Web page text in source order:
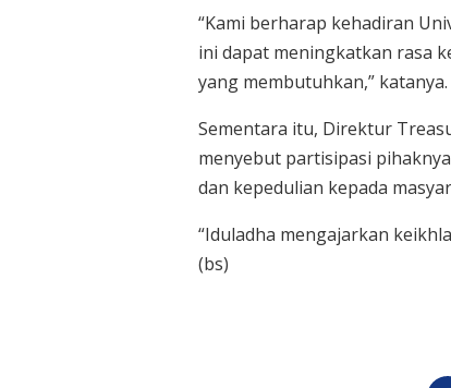
“Kami berharap kehadiran
ini dapat meningkatkan rasa
yang membutuhkan,” katanya.
Sementara itu, Direktur
menyebut partisipasi
dan kepedulian kepada
“Iduladha mengajarkan
(bs)